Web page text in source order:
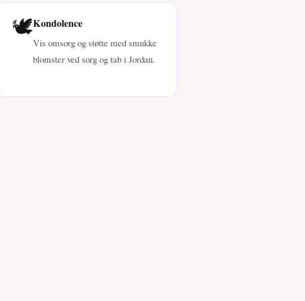
🕊️Kondolence
Vis omsorg og støtte med smukke
blomster ved sorg og tab i Jordan.